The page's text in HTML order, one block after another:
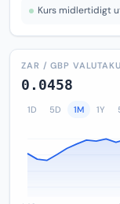
Kurs midlertidigt
ZAR / GBP
0.0458
1D 5D 1M 1Y